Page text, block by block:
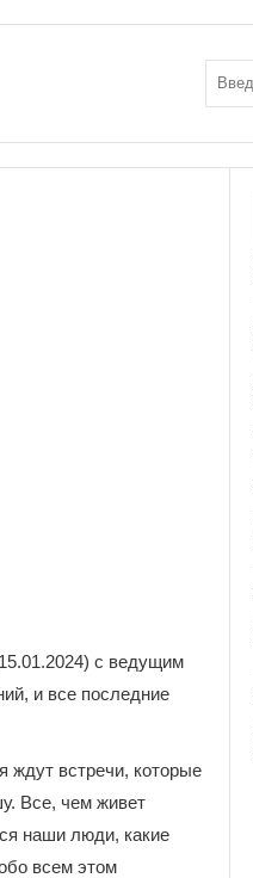
с ведущим
и все последние
ждут встречи, которые
Все, чем живет
наши люди, какие
всем этом